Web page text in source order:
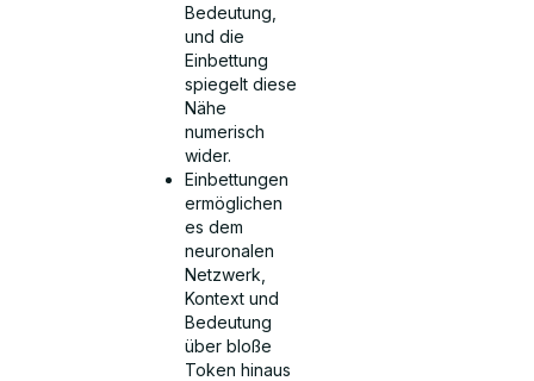
Bedeutung,
und die
Einbettung
spiegelt diese
Nähe
numerisch
wider.
Einbettungen
ermöglichen
es dem
neuronalen
Netzwerk,
Kontext und
Bedeutung
über bloße
Token hinaus